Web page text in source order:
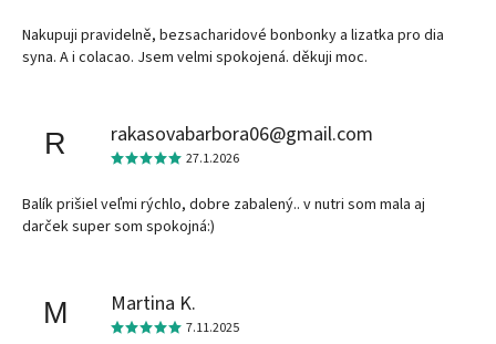
Nakupuji pravidelně, bezsacharidové bonbonky a lizatka pro dia
syna. A i colacao. Jsem velmi spokojená. děkuji moc.
R rakasovabarbora06@gmail.com
27.1.2026
Balík prišiel veľmi rýchlo, dobre zabalený.. v nutri som mala aj
darček super som spokojná:)
M Martina K.
7.11.2025